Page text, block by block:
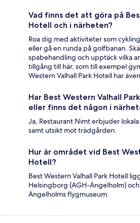
Vad finns det att göra på
Hotell och i närheten?
Roa dig med aktiviteter som
eller gå en runda på golfbanan.
spabehandling och upptäck vilka
tillgång till här, som till exempel
Western Valhall Park Hotell har
Har Best Western Valhall
eller finns det någon i
Ja, Restaurant Nimt erbjuder
samt utsikt mot trädgården.
Hur är området vid Best
Hotell?
Best Western Valhall Park Hotell
Helsingborg (AGH-Ängelholm)
Ängelholms flygmuseum.